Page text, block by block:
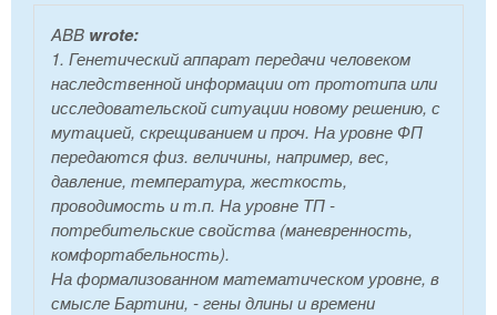
ABB wrote:
1. Генетический аппарат передачи человеком
наследственной информации от прототипа или
исследовательской ситуации новому решению, с
мутацией, скрещиванием и проч. На уровне ФП
передаются физ. величины, например, вес,
давление, температура, жесткость,
проводимость и т.п. На уровне ТП -
потребительские свойства (маневренность,
комфортабельность).
На формализованном математическом уровне, в
смысле Бартини, - гены длины и времени